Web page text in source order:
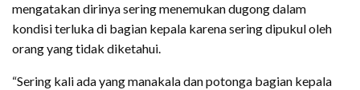
mengatakan dirinya sering menemukan dugong dalam
kondisi terluka di bagian kepala karena sering dipukul oleh
orang yang tidak diketahui.
“Sering kali ada yang manakala dan potonga bagian kepala